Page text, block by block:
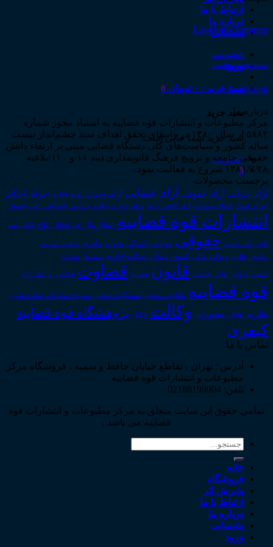
ارتباط با ما
درباره ما
پشتیبانی
عضویت
ورود
سبد خرید / ۰ تومان 0
سبد خرید
سبد خرید شما خالی است.
عضویت
0
Lookbook Summer
Lookbook Summer
Lookbook
درباره ما
مرکز مطبوعات و انتشارات قوه قضاییه به استناد مجوز شماره
۵۸۸۴ از سال ۱۳۸۰ در راستای تحقق اهداف سند چشم‌انداز بیست
ساله کشور و سیاست‌های کلی دستگاه قضایی مبنی بر ارتقاء دانش
حقوقی جامعه و ترویج فرهنگ قانونمداری (بند ۱۶ و ۱۰) ابلاغیه
۱۳۸۱/۷/۲۸ شروع به فعالیت نمود...
برچسب محصولات
آرای جزایی آرای حقوقی آرای قضایی آرای وحدت رویه اجاره اجرای احکام
اجرای اسناد احوال شخصیه ادله_اثبات_دعوا اسناد_تجاری اعاده_دادرسی اعتراض_ثالث اعسار
انتشارات قوه قضاییه انتقال_مال_غیر انحلال_نکاح بانک بیمه
تاجر حق_کسب حقوقی حوادث_رانندگی خلع_ید داوری دعاوی_تصرف
دعاوی_طاری دیوان عالی کشور دیوان عدالت اداری سقوط_تعهدات
شعب_دیوان_عالی قاضی قانون قضات قضاوت قوانین_و_مقررات
قوه قضاییه مالکیت_معنوی مسئولیت_مدنی مشروح مذاکرات نظام قضایی
نظریه_های_مشورتی وکالت وکیل پژوهشگاه قوه قضاییه
کیفری
تماس با ما
آدرس : تهران ، تقاطع خیابان حافظ و سمیه ، فروشگاه مرکز
مطبوعات و انتشارات قوه قضاییه
تلفن: 02188199904
تمامی حقوق این سایت متعلق به مرکز مطبوعات و انتشارات قوه
قضاییه می باشد .
جستجو
خانه
فروشگاه
پذیرش اثر
ارتباط با ما
درباره ما
پشتیبانی
ورود